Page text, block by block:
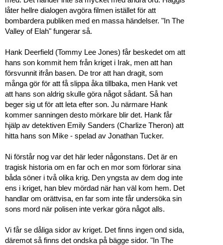
låter hellre dialogen avgöra filmen istället för att
bombardera publiken med en massa händelser. "In The
Valley of Elah" fungerar så.
Hank Deerfield (Tommy Lee Jones) får beskedet om att
hans son kommit hem från kriget i Irak, men att han
försvunnit ifrån basen. De tror att han dragit, som
många gör för att få slippa åka tillbaka, men Hank vet
att hans son aldrig skulle göra något sådant. Så han
beger sig ut för att leta efter son. Ju närmare Hank
kommer sanningen desto mörkare blir det. Hank får
hjälp av detektiven Emily Sanders (Charlize Theron) att
hitta hans son Mike - spelad av Jonathan Tucker.
Ni förstår nog var det här leder någonstans. Det är en
tragisk historia om en far och en mor som förlorar sina
båda söner i två olika krig. Den yngsta av dem dog inte
ens i kriget, han blev mördad när han väl kom hem. Det
handlar om orättvisa, en far som inte får undersöka sin
sons mord när polisen inte verkar göra något alls.
Vi får se dåliga sidor av kriget. Det finns ingen ond sida,
däremot så finns det ondska på bägge sidor. "In The